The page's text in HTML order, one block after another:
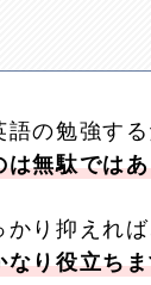
の勉強する
は無駄では
り抑えれば
なり役立ち